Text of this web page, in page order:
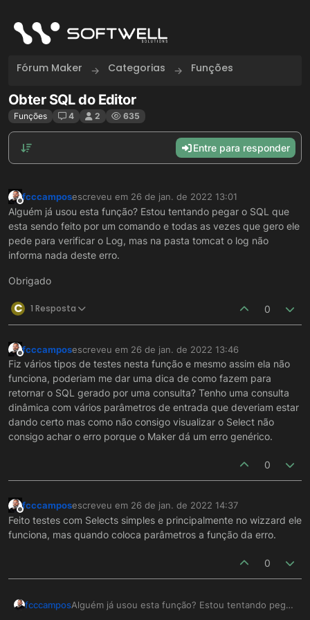
Fórum Maker Categorias Funções
Obter SQL do Editor
Funções 4 2 635
Entre para responder
Offline
fcccamposescreveu em 26 de jan. de 2022 13:01
última edição por
Alguém já usou esta função? Estou tentando pegar o SQL que
esta sendo feito por um comando e todas as vezes que gero ele
pede para verificar o Log, mas na pasta tomcat o log não
informa nada deste erro.
Obrigado
C 1 Resposta 0
Offline
fcccamposescreveu em 26 de jan. de 2022 13:46
última edição por
Fiz vários tipos de testes nesta função e mesmo assim ela não
funciona, poderiam me dar uma dica de como fazem para
retornar o SQL gerado por uma consulta? Tenho uma consulta
dinâmica com vários parâmetros de entrada que deveriam estar
dando certo mas como não consigo visualizar o Select não
consigo achar o erro porque o Maker dá um erro genérico.
0
Offline
fcccamposescreveu em 26 de jan. de 2022 14:37
última edição por
Feito testes com Selects simples e principalmente no wizzard ele
funciona, mas quando coloca parâmetros a função da erro.
0
fcccamposAlguém já usou esta função? Estou tentando pegar